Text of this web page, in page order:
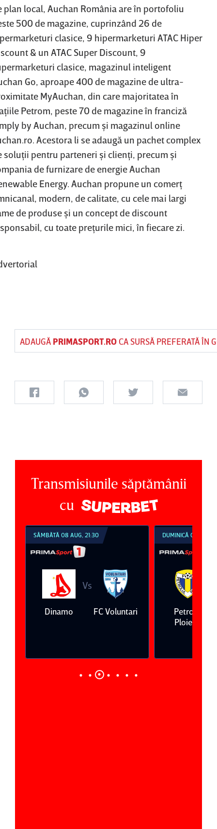
plan local, Auchan România are în portofoliu
500 de magazine, cuprinzând 26 de
clasice, 9 hipermarketuri ATAC Hiper
& un ATAC Super Discount, 9
clasice, magazinul inteligent
Go, aproape 400 de magazine de ultra-
MyAuchan, din care majoritatea în
Petrom, peste 70 de magazine în franciză
by Auchan, precum şi magazinul online
Acestora li se adaugă un pachet complex
soluţii pentru parteneri şi clienţi, precum şi
de furnizare de energie Auchan
Energy. Auchan propune un comerţ
modern, de calitate, cu cele mai largi
de produse şi un concept de discount
cu toate preţurile mici, în fiecare zi.
ADAUGĂ PRIMASPORT.ROCA SURSĂ PREFERATĂ ÎN
Transmisiunile săptămânii
cu
SÂMBĂTĂ 08 AUG, 21:30
Dinamo
Vs
FC Voluntari
DUMINICĂ 09 AUG,
Petrolul
Ploieşti